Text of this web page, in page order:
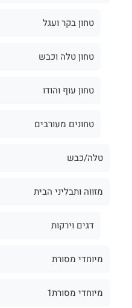
טחון בקר ועגל
טחון טלה וכבש
טחון עוף והודו
טחונים מעורבים
טלה/כבש
מזווה ותבליני הבית
דגים וירקות
מיוחדי מסורת
מיוחדי מסורת1